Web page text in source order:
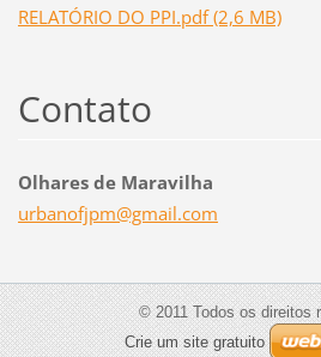
RELATÓRIO DO PPI.pdf (2,6 MB)
Contato
Olhares de Maravilha
urbanofjpm@gmail.com
© 2011 Todos os direitos
Crie um site gratuito